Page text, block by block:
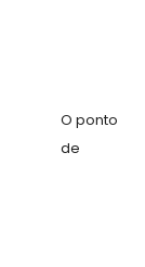
O ponto
de